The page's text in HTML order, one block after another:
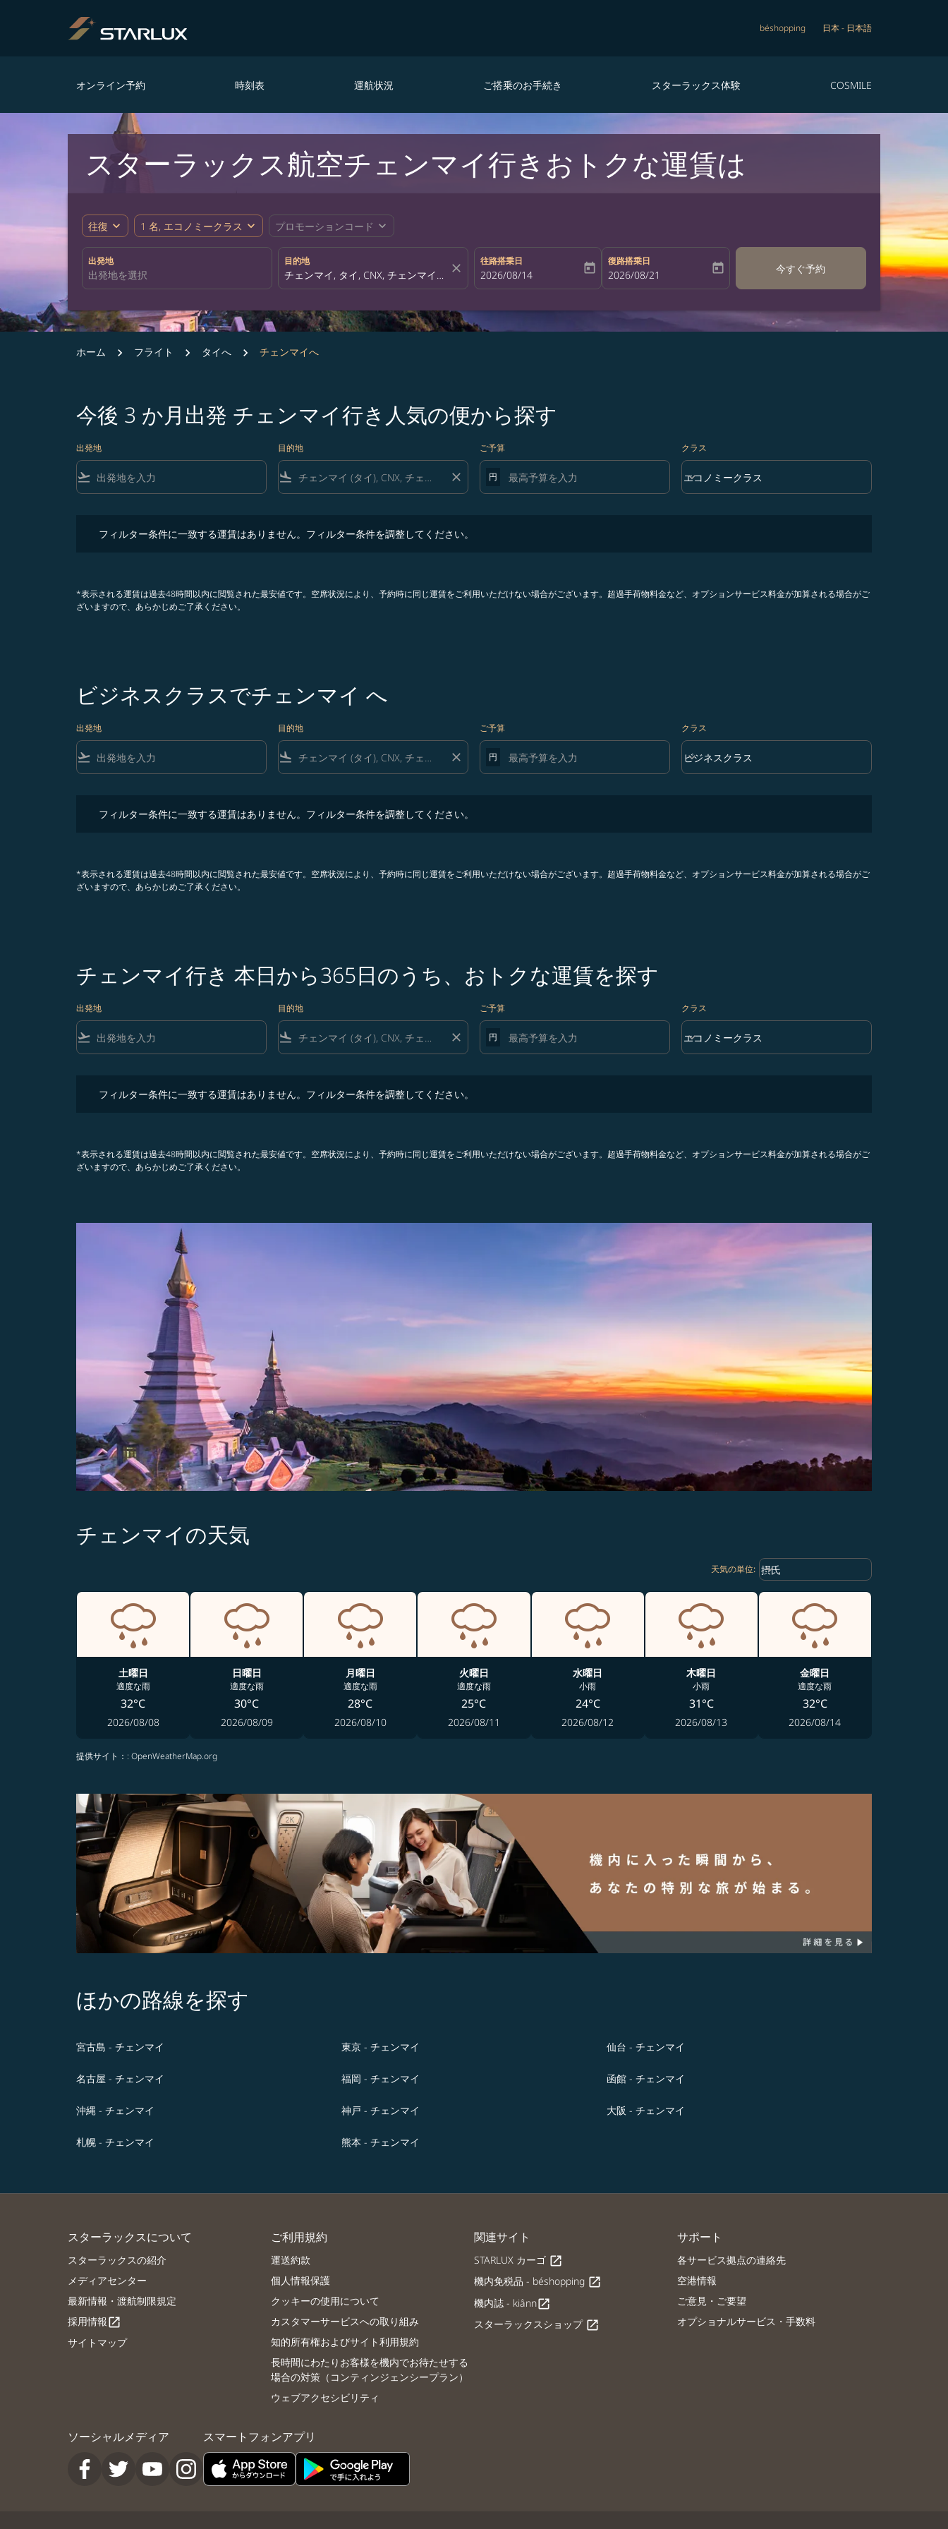
béshopping 日本- 日本語
オンライン予約 時刻表 運航状況 ご搭乗のお手続き スターラックス体験 COSMILE
スターラックス航空チェンマイ行きおトクな運賃は
往復 expand_more 1 名, エコノミークラス expand_more プロモーションコード expand_more
出発地 目的地
close
往路搭乗日
fc-booking-departure-date-aria-label
2026/08/14 today
復路搭乗日
fc-booking-return-date-aria-label
2026/08/21 today 今すぐ予約
ホーム フライト タイへ チェンマイへ
今後 3 か月出発 チェンマイ行き人気の便から探す
出発地
flight_takeoff
目的地
flight_land close
ご予算
円
クラス
クラス option エコノミークラス Selected
エコノミークラス
keyboard_arrow_down
フィルター条件に一致する運賃はありません。フィルター条件を調整してください。
*表示される運賃は過去48時間以内に閲覧された最安値です。空席状況により、予約時に同じ運賃をご利用いただけない場合がございます。超過手荷物料金など、オプションサービス料金が加算される場合がご
ざいますので、あらかじめご了承ください。
ビジネスクラスでチェンマイ へ
出発地
flight_takeoff
目的地
flight_land close
ご予算
円
クラス
クラス option ビジネスクラス Selected
ビジネスクラス
keyboard_arrow_down
フィルター条件に一致する運賃はありません。フィルター条件を調整してください。
*表示される運賃は過去48時間以内に閲覧された最安値です。空席状況により、予約時に同じ運賃をご利用いただけない場合がございます。超過手荷物料金など、オプションサービス料金が加算される場合がご
ざいますので、あらかじめご了承ください。
チェンマイ行き 本日から365日のうち、おトクな運賃を探す
出発地
flight_takeoff
目的地
flight_land close
ご予算
円
クラス
クラス option エコノミークラス Selected
エコノミークラス
keyboard_arrow_down
フィルター条件に一致する運賃はありません。フィルター条件を調整してください。
*表示される運賃は過去48時間以内に閲覧された最安値です。空席状況により、予約時に同じ運賃をご利用いただけない場合がございます。超過手荷物料金など、オプションサービス料金が加算される場合がご
ざいますので、あらかじめご了承ください。
チェンマイの天気
天気の単位: Weather unit option 摂氏 Selected
摂氏
keyboard_arrow_down
土曜日
適度な雨
32°C
2026/08/08
日曜日
適度な雨
30°C
2026/08/09
月曜日
適度な雨
28°C
2026/08/10
火曜日
適度な雨
25°C
2026/08/11
水曜日
小雨
24°C
2026/08/12
木曜日
小雨
31°C
2026/08/13
金曜日
適度な雨
32°C
2026/08/14
提供サイト： : OpenWeatherMap.org
ほかの路線を探す
宮古島 - チェンマイ 東京 - チェンマイ 仙台 - チェンマイ
名古屋 - チェンマイ 福岡 - チェンマイ 函館 - チェンマイ
沖縄 - チェンマイ 神戸 - チェンマイ 大阪 - チェンマイ
札幌 - チェンマイ 熊本 - チェンマイ
スターラックスについて
スターラックスの紹介
メディアセンター
最新情報・渡航制限規定
採用情報open_in_new
サイトマップ
ご利用規約
運送約款
個人情報保護
クッキーの使用について
カスタマーサービスへの取り組み
知的所有権およびサイト利用規約
長時間にわたりお客様を機内でお待たせする
場合の対策（コンティンジェンシープラン）
ウェブアクセシビリティ
関連サイト
STARLUX カーゴ open_in_new
機内免税品 - béshopping open_in_new
機内誌 - kiânnopen_in_new
スターラックスショップ open_in_new
サポート
各サービス拠点の連絡先
空港情報
ご意見・ご要望
オプショナルサービス・手数料
ソーシャルメディア スマートフォンアプリ